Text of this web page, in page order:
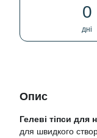
0
дні
Опис
Гелеві тіпси для
для швидкого